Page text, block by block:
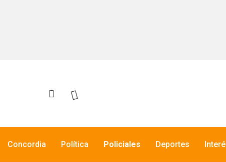
Concordia Política Policiales Deportes